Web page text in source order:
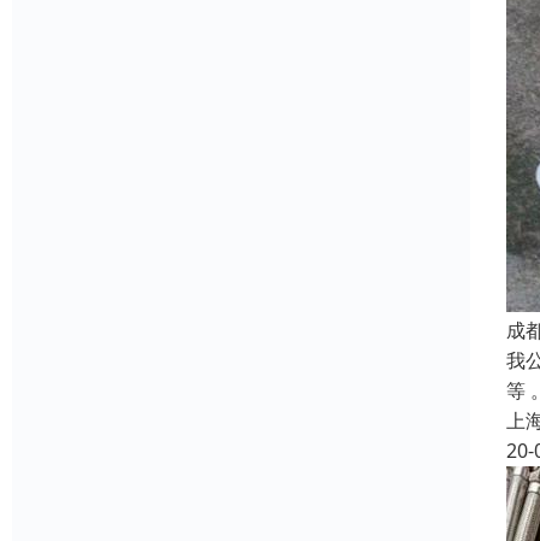
成
我
等
上
20-